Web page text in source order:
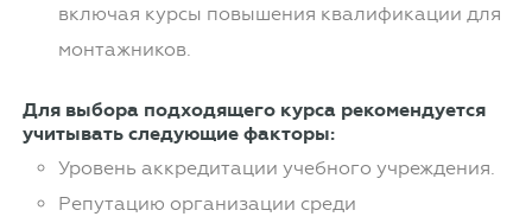
включая курсы повышения квалификации для
монтажников.
Для выбора подходящего курса рекомендуется
учитывать следующие факторы:
Уровень аккредитации учебного учреждения.
Репутацию организации среди